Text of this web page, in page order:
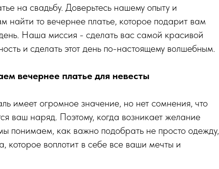
на свадьбу. Доверьтесь нашему опыту и
то вечернее платье, которое подарит вам
Наша миссия - сделать вас самой красивой
и сделать этот день по-настоящему волшебным.
вечернее платье для невесты
имеет огромное значение, но нет сомнения, что
ваш наряд. Поэтому, когда возникает желание
понимаем, как важно подобрать не просто одежду,
которое воплотит в себе все ваши мечты и